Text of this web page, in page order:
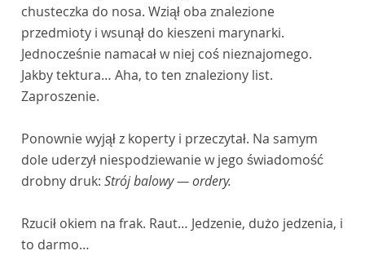
chusteczka do nosa. Wziął oba znalezione
przedmioty i wsunął do kieszeni marynarki.
Jednocześnie namacał w niej coś nieznajomego.
Jakby tektura… Aha, to ten znaleziony list.
Zaproszenie.
Ponownie wyjął z koperty i przeczytał. Na samym
dole uderzył niespodziewanie w jego świadomość
drobny druk: Strój balowy — ordery.
Rzucił okiem na frak. Raut… Jedzenie, dużo jedzenia, i
to darmo…